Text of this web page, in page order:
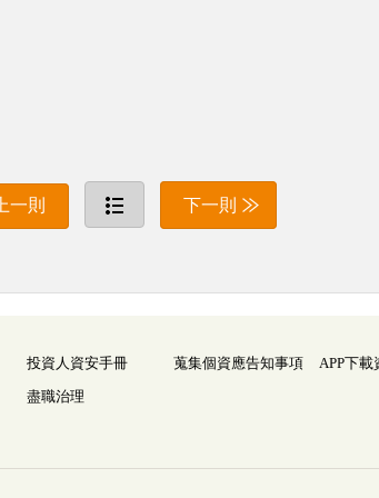
上一則 下一則
投資人資安手冊 蒐集個資應告知事項
APP下載
盡職治理